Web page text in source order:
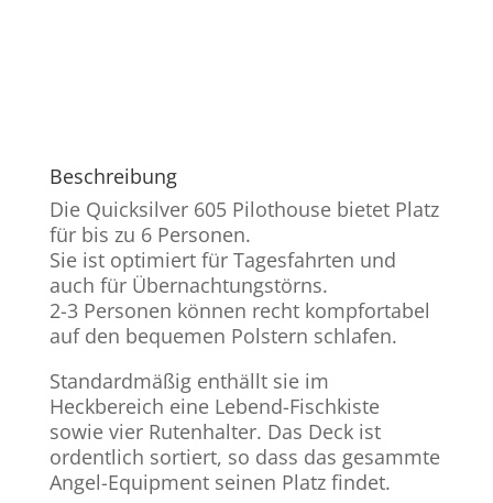
Beschreibung
Die Quicksilver 605 Pilothouse bietet Platz
für bis zu 6 Personen.
Sie ist optimiert für Tagesfahrten und
auch für Übernachtungstörns.
2-3 Personen können recht kompfortabel
auf den bequemen Polstern schlafen.
Standardmäßig enthällt sie im
Heckbereich eine Lebend-Fischkiste
sowie vier Rutenhalter. Das Deck ist
ordentlich sortiert, so dass das gesammte
Angel-Equipment seinen Platz findet.